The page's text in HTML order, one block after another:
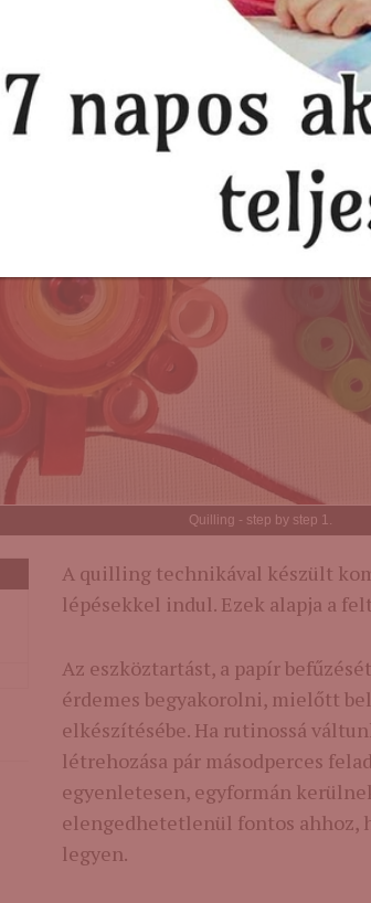
Quilling - step by step 1.
A quilling technikával készült
lépésekkel indul. Ezek alapja a
Az eszköztartást, a papír
érdemes begyakorolni, mielőtt
elkészítésébe. Ha rutinossá
létrehozása pár másodperces
egyenletesen, egyformán
elengedhetetlenül fontos ahhoz,
legyen.